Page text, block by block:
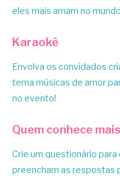
eles mais amam no
Karaokê
Envolva os convidados
tema músicas de amor
no evento!
Quem conhece
Crie um questionário
preencham as respostas